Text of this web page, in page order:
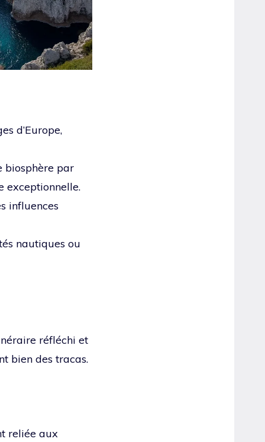
d’Europe,
biosphère par
exceptionnelle.
influences
nautiques ou
réfléchi et
bien des tracas.
reliée aux